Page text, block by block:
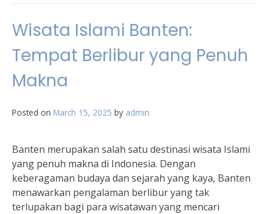
Wisata Islami Banten:
Tempat Berlibur yang Penuh
Makna
Posted on March 15, 2025 by admin
Banten merupakan salah satu destinasi wisata Islami
yang penuh makna di Indonesia. Dengan
keberagaman budaya dan sejarah yang kaya, Banten
menawarkan pengalaman berlibur yang tak
terlupakan bagi para wisatawan yang mencari